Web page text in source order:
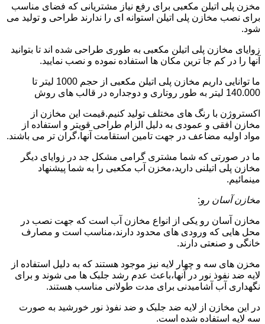
مخزن پلی اتیلن مکعبی برای رفع نیاز مشتریانی که فضای مناسب
برای نصب مخازن پلی اتیلن استوانه ای را ندارند طراحی و تولید می
شود.
زوایای مخازن پلی اتیلن مکعبی به طوری طراحی شده اند تا بتوانید
آنها را در کم جا ترین مکان ها استفاده نموده و نصب نمایید.
ما توانایی داریم مخازن پلی اتیلن مکعبی از حجم 1000 لیتر تا
140.000 لیتر به طور روتاری و دوجداره در قالب های روش
اکستروژن با رنگ های مختلف تولید کنیم.قیمت این مخازن از
مخازن افقی و عمودی به دلیل الزام طراحی قویتر و استفاده از
مواد اولیه مضاعف در جهت تامین استقامت آنها،گران تر می باشند.
ما در صورتی که شما مشتری گرامی مشکل جد در زوایای دیگر
مخازن پلی اتیلنی دارید،مخزن آب مکعبی را به شما پیشنهاد
مینمائیم.
مخازن آسان رو:
مخازن آسان رو یکی از انواع مخازن آب است که جهت نصب در
محل هایی که ورودی های محدود دارند،مناسب است و مصارف
خانگی و صنعتی دارند.
مخزن های سه و چهار لایه نیز موجود هستند که به دلیل استفاده از
لایه ضد نفوذ نور در آنها،باعث عدم رشد جلبک ها می شوند و برای
نگهداری آب آشامیدنی برای مدت طولانی مناسب هستند.
در این مخازن از لایه ضد جلبک و ضد نفوذ نور خورشید به صورت
سه لایه استفاده شده است.